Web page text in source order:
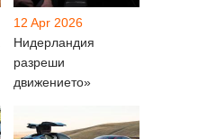
12 Apr 2026
Нидерландия
разреши
движението»